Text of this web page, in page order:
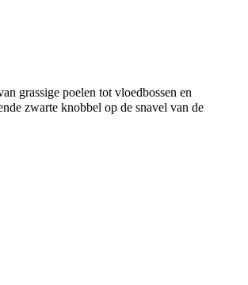
grassige poelen tot vloedbossen en
zwarte knobbel op de snavel van de